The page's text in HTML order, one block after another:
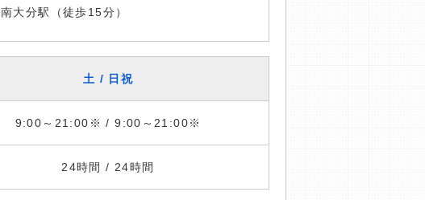
南大分駅（徒歩15分）
土 / 日祝
9:00～21:00※ / 9:00～21:00※
24時間 / 24時間